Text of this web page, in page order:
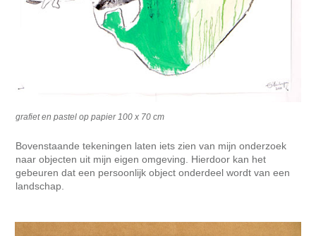
grafiet en pastel op papier 100 x 70 cm
Bovenstaande tekeningen laten iets zien van mijn onderzoek
naar objecten uit mijn eigen omgeving. Hierdoor kan het
gebeuren dat een persoonlijk object onderdeel wordt van een
landschap.